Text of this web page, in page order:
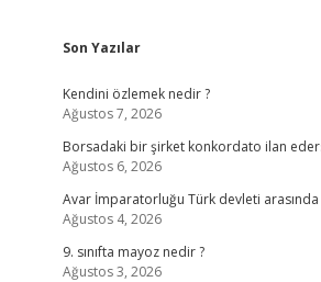
Sidebar
Son Yazılar
Kendini özlemek nedir ?
Ağustos 7, 2026
Borsadaki bir şirket konkordato ilan
Ağustos 6, 2026
Avar İmparatorluğu Türk devleti arasında
Ağustos 4, 2026
9. sınıfta mayoz nedir ?
Ağustos 3, 2026